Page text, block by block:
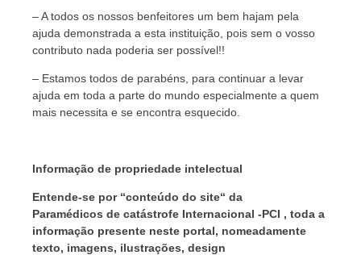
– A todos os nossos benfeitores um bem hajam pela
ajuda demonstrada a esta instituição, pois sem o vosso
contributo nada poderia ser possível!!
– Estamos todos de parabéns, para continuar a levar
ajuda em toda a parte do mundo especialmente a quem
mais necessita e se encontra esquecido.
Informação de propriedade intelectual
Entende-se por “conteúdo do site“ da
Paramédicos de catástrofe Internacional -PCI , toda a
informação presente neste portal, nomeadamente
texto, imagens, ilustrações, design